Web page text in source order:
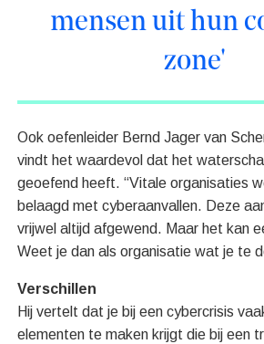
mensen uit hun
zone'
Ook oefenleider Bernd Jager van
vindt het waardevol dat het
geoefend heeft. “Vitale organisaties
belaagd met cyberaanvallen. Deze
vrijwel altijd afgewend. Maar het kan
Weet je dan als organisatie wat je te
Verschillen
Hij vertelt dat je bij een cybercrisis
elementen te maken krijgt die bij een